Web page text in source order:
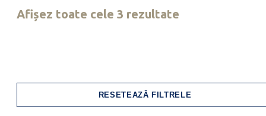
Afișez toate cele 3 rezultate
RESETEAZĂ FILTRELE